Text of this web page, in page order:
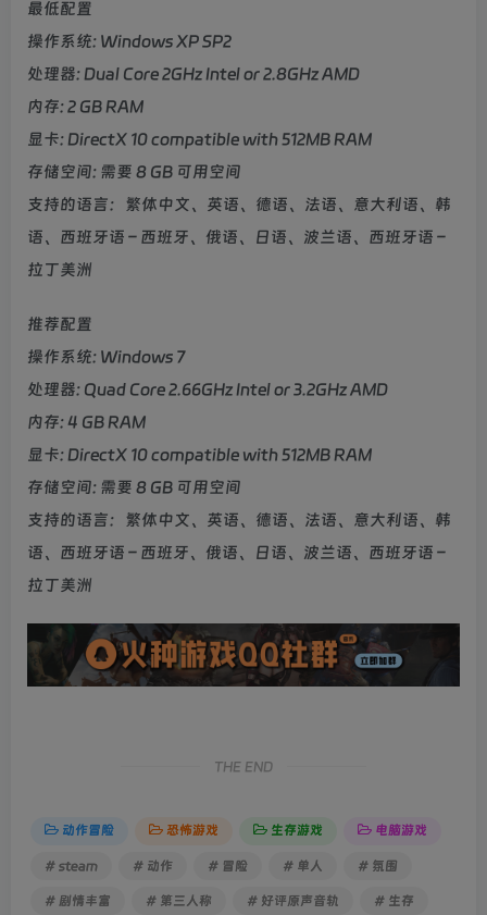
最低配置
操作系统: Windows XP SP2
处理器: Dual Core 2GHz Intel or 2.8GHz AMD
内存: 2 GB RAM
显卡: DirectX 10 compatible with 512MB RAM
存储空间: 需要 8 GB 可用空间
支持的语言：繁体中文、英语、德语、法语、意大利语、韩
语、西班牙语 – 西班牙、俄语、日语、波兰语、西班牙语 –
拉丁美洲
推荐配置
操作系统: Windows 7
处理器: Quad Core 2.66GHz Intel or 3.2GHz AMD
内存: 4 GB RAM
显卡: DirectX 10 compatible with 512MB RAM
存储空间: 需要 8 GB 可用空间
支持的语言：繁体中文、英语、德语、法语、意大利语、韩
语、西班牙语 – 西班牙、俄语、日语、波兰语、西班牙语 –
拉丁美洲
THE END
动作冒险 恐怖游戏 生存游戏 电脑游戏
# steam # 动作 # 冒险 # 单人 # 氛围
# 剧情丰富 # 第三人称 # 好评原声音轨 # 生存